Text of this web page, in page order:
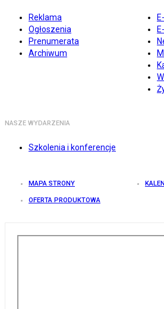
Reklama
Ogłoszenia
Prenumerata
Archiwum
NASZE WYDARZENIA
Szkolenia i konferencje
MAPA STRONY
OFERTA PRODUKTOWA